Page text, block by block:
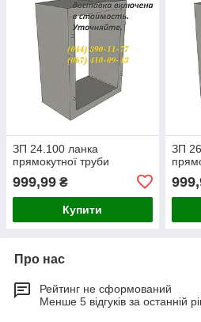
ЗП 24.100 ланка
прямокутної труби
999,99 ₴
Купити
ЗП
Про нас
Рейтинг не сформований
Менше 5 відгуків за останній